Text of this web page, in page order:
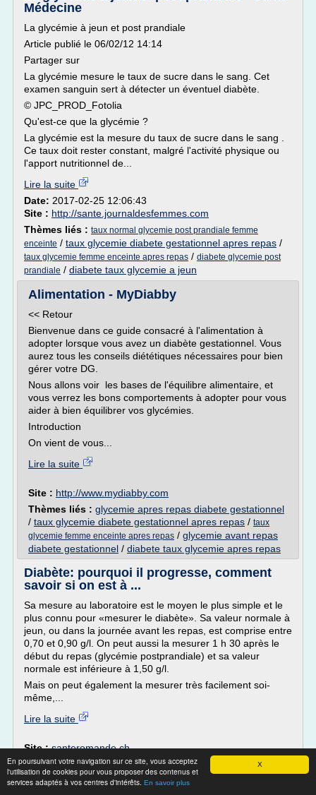
X
En poursuivant votre navigation sur ce site, vous acceptez
l'utilisation de cookies pour vous proposer des contenus et
services adaptés à vos centres d'intérêts. En savoir plus
Médecine
La glycémie à jeun et post prandiale
Article publié le 06/02/12 14:14
Partager sur
La glycémie mesure le taux de sucre dans le sang. Cet
examen sanguin sert à détecter un éventuel diabète.
© JPC_PROD_Fotolia
Qu'est-ce que la glycémie ?
La glycémie est la mesure du taux de sucre dans le sang .
Ce taux doit rester constant, malgré l'activité physique ou
l'apport nutritionnel de...
Lire la suite
Date: 2017-02-25 12:06:43
Site : http://sante.journaldesfemmes.com
Thèmes liés : taux normal glycemie post prandiale femme
enceinte / taux glycemie diabete gestationnel apres repas /
taux glycemie femme enceinte apres repas / diabete glycemie post
prandiale / diabete taux glycemie a jeun
Alimentation - MyDiabby
<< Retour
Bienvenue dans ce guide consacré à l'alimentation à
adopter lorsque vous avez un diabète gestationnel. Vous
aurez tous les conseils diététiques nécessaires pour bien
gérer votre DG.
Nous allons voir les bases de l'équilibre alimentaire, et
vous verrez les bons comportements à adopter pour vous
aider à bien équilibrer vos glycémies.
Introduction
On vient de vous...
Lire la suite
Site : http://www.mydiabby.com
Thèmes liés : glycemie apres repas diabete gestationnel
/ taux glycemie diabete gestationnel apres repas / taux
glycemie femme enceinte apres repas / glycemie avant repas
diabete gestationnel / diabete taux glycemie apres repas
Diabète: pourquoi il progresse, comment
savoir si on est à ...
Sa mesure au laboratoire est le moyen le plus simple et le
plus connu pour «mesurer le diabète». Sa valeur normale à
jeun, ou dans la journée avant les repas, est comprise entre
0,70 et 0,90 g/l. On peut aussi la mesurer 1 h 30 après le
début du repas (glycémie postprandiale) et sa valeur
normale est inférieure à 1,50 g/l.
Mais on peut également la mesurer très facilement soi-
même,...
Lire la suite
Site :santeromande.ch
Thèmes liés :repas d'un diabetique de type 2
regime diabete type 2 personne agee /
traitement
diabete type 2 insuline
traitement du diabete